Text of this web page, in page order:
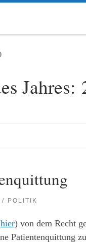
Jahres:
POLITIK
hier) von dem Recht
Patientenquittung